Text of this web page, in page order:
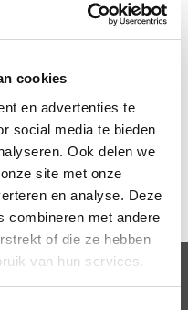
cookies
en advertenties te
social media te bieden
Ook delen we
site met onze
en analyse. Deze
combineren met andere
of die ze hebben
van hun services.